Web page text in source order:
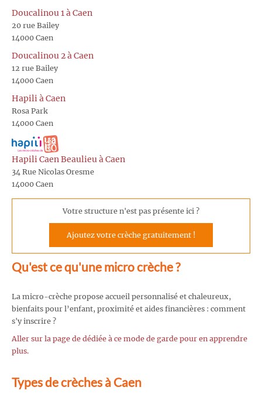
Doucalinou 1 à Caen
20 rue Bailey
14000 Caen
Doucalinou 2 à Caen
12 rue Bailey
14000 Caen
Hapili à Caen
Rosa Park
14000 Caen
Hapili Caen Beaulieu à Caen
34 Rue Nicolas Oresme
14000 Caen
Votre structure n'est pas présente ici ?
Ajoutez votre crèche gratuitement !
Qu'est ce qu'une micro crèche ?
La micro-crèche propose accueil personnalisé et chaleureux,
bienfaits pour l’enfant, proximité et aides financières : comment
s'y inscrire ?
Aller sur la page de dédiée à ce mode de garde pour en apprendre
plus.
Types de crèches à Caen